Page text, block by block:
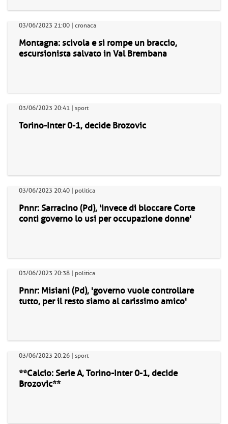
03/06/2023 21:00 | cronaca
Montagna: scivola e si rompe un braccio,
escursionista salvato in Val Brembana
03/06/2023 20:41 | sport
Torino-Inter 0-1, decide Brozovic
03/06/2023 20:40 | politica
Pnnr: Sarracino (Pd), 'invece di bloccare Corte
conti governo lo usi per occupazione donne'
03/06/2023 20:38 | politica
Pnnr: Misiani (Pd), 'governo vuole controllare
tutto, per il resto siamo al carissimo amico'
03/06/2023 20:26 | sport
**Calcio: Serie A, Torino-Inter 0-1, decide
Brozovic**